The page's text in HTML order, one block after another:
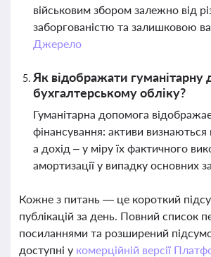
військовим збором залежно від
заборгованістю та залишковою
Джерело
Як відображати гуманітарну
бухгалтерському обліку?
Гуманітарна допомога
фінансування: активи
а дохід – у міру їх фактичного
амортизації у випадку основних
Кожне з питань — це короткий
публікацій за день. Повний список
посиланнями та розширений
доступні у комерційній версії